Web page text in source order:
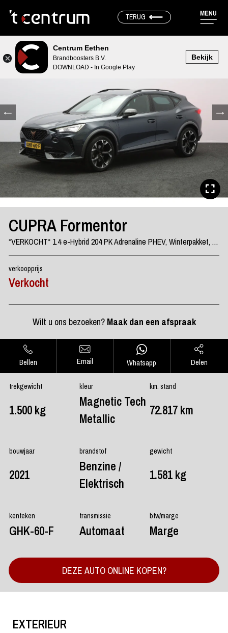
Centrum Eethen
Brandboosters B.V.
DOWNLOAD - In Google Play
Bekijk
TERUG
CUPRA Formentor
*VERKOCHT* 1.4 e-Hybrid 204 PK Adrenaline PHEV, Winterpakket, Adap. Cruise Control, Carplay, Camera
verkoopprijs
Verkocht
Wilt u ons bezoeken? Maak dan een afspraak
Bellen Email Whatsapp Delen
trekgewicht kleur km. stand
1.500 kg
Magnetic Tech
Metallic
72.817 km
bouwjaar brandstof gewicht
2021
Benzine /
Elektrisch
1.581 kg
kenteken transmissie btw/marge
GHK-60-F Automaat Marge
DEZE AUTO ONLINE KOPEN?
EXTERIEUR